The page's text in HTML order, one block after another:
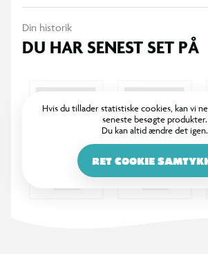
Din historik
DU HAR SENEST SET PÅ
Hvis du tillader statistiske cookies, kan vi
seneste besøgte produkter.
Du kan altid ændre det igen.
RET COOKIE